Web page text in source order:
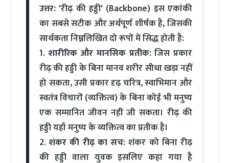
उत्तर: 'रीढ़ की हड्डी' (Backbone) इस एकांकी
का सबसे सटीक और अर्थपूर्ण शीर्षक है, जिसकी
सार्थकता निम्नलिखित दो रूपों में सिद्ध होती है:
1.शारीरिक और मानसिक प्रतीक:जिस प्रकार
रीढ़ की हड्डी के बिना मानव शरीर सीधा खड़ा नहीं
हो सकता, उसी प्रकार दृढ़ चरित्र, स्वाभिमान और
स्वतंत्र विचारों (व्यक्तित्व) के बिना कोई भी मनुष्य
एक सम्मानित जीवन नहीं जी सकता। रीढ़ की
हड्डी यहाँ मनुष्य के व्यक्तित्व का प्रतीक है।
2.शंकर की रीढ़ का सच: शंकर को बिना रीढ़
की हड्डी वाला युवक इसलिए कहा गया है